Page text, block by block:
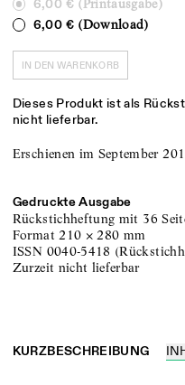
6,00 €(Printausgabe)
6,00 €(Download)
IN DEN WARENKORB
Dieses Produkt ist als
nicht lieferbar.
Erschienen im September
Gedruckte Ausgabe
Rückstichheftung mit 36
Format210 ×280 mm
ISSN 0040-5418 (
zurzeit nicht lieferbar
KURZBESCHREIBUNG